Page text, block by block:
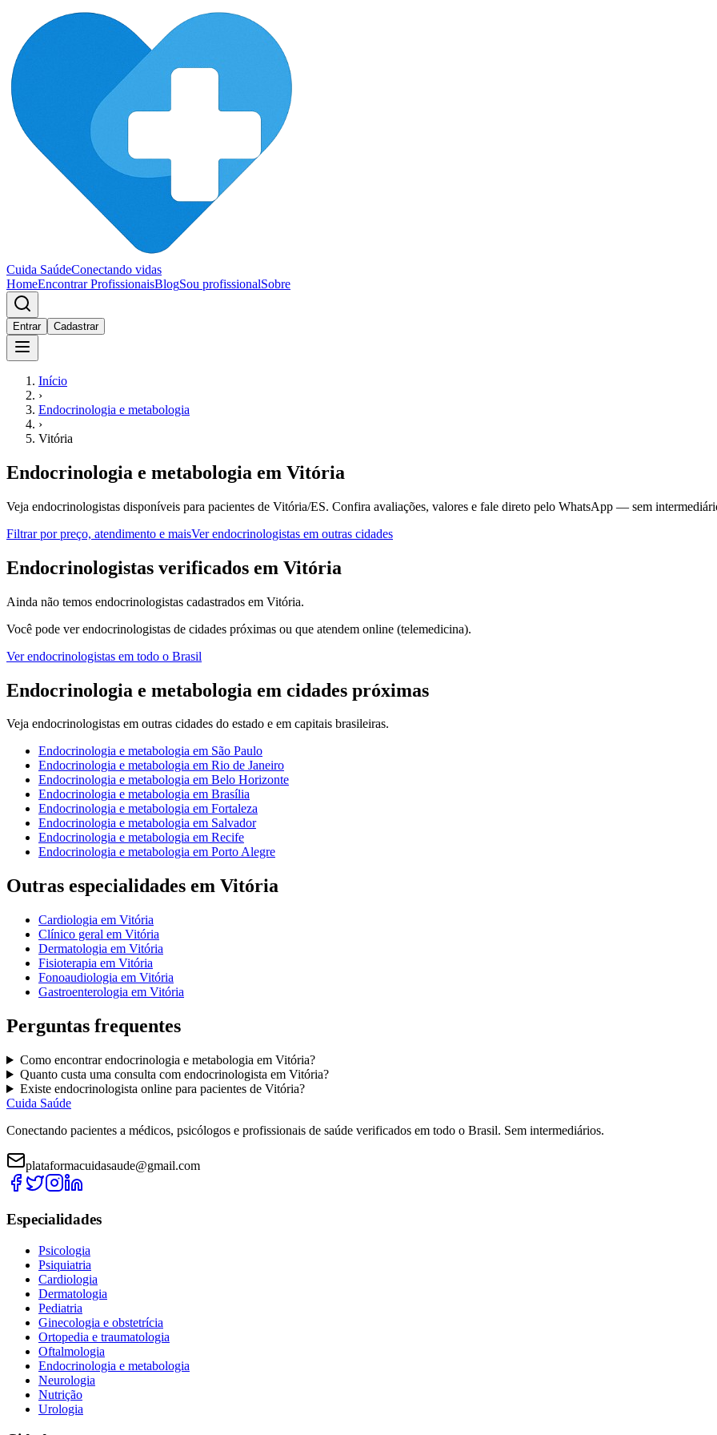
Cuida SaúdeConectando vidas
HomeEncontrar ProfissionaisBlogSou profissionalSobre
Entrar Cadastrar
Início
›
Endocrinologia e metabologia
›
Vitória
Endocrinologia e metabologia em Vitória
Veja endocrinologistas disponíveis para pacientes de Vitória/ES. Confira avaliações, valores e fale direto pelo WhatsApp — sem
Filtrar por preço, atendimento e maisVerendocrinologistas em outras cidades
Endocrinologistas verificados em Vitória
Ainda não temos endocrinologistas cadastrados em Vitória.
Você pode verendocrinologistas de cidades próximas ou que atendem online (telemedicina).
Verendocrinologistas em todo o Brasil
Endocrinologia e metabologia em cidades próximas
Veja endocrinologistas em outras cidades do estado e em capitais brasileiras.
Endocrinologia e metabologia em São Paulo
Endocrinologia e metabologia em Rio de Janeiro
Endocrinologia e metabologia em Belo Horizonte
Endocrinologia e metabologia em Brasília
Endocrinologia e metabologia em Fortaleza
Endocrinologia e metabologia em Salvador
Endocrinologia e metabologia em Recife
Endocrinologia e metabologia em Porto Alegre
Outras especialidades em Vitória
Cardiologia em Vitória
Clínico geral em Vitória
Dermatologia em Vitória
Fisioterapia em Vitória
Fonoaudiologia em Vitória
Gastroenterologia em Vitória
Perguntas frequentes
Como encontrarendocrinologia e metabologia em Vitória?
Quanto custa uma consulta com endocrinologista em Vitória?
Existe endocrinologista online para pacientes de Vitória?
Cuida Saúde
Conectando pacientes a médicos, psicólogos e profissionais de saúde verificados em todo o Brasil. Sem intermediários.
plataformacuidasaude@gmail.com
Especialidades
Psicologia
Psiquiatria
Cardiologia
Dermatologia
Pediatria
Ginecologia e obstetrícia
Ortopedia e traumatologia
Oftalmologia
Endocrinologia e metabologia
Neurologia
Nutrição
Urologia